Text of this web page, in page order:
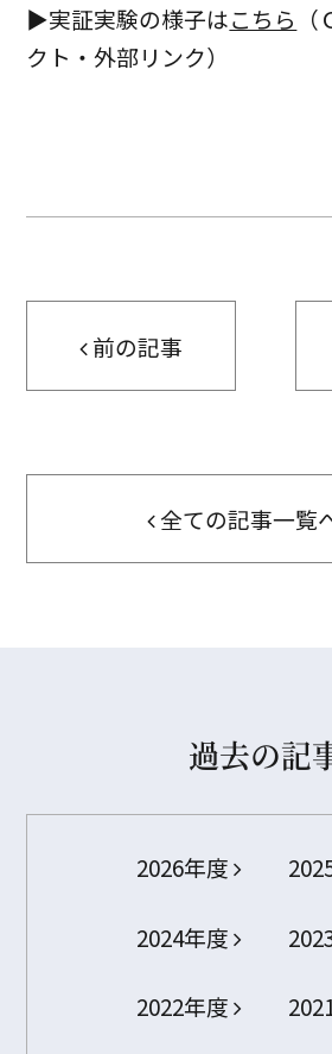
▶実証実験の様子はこちら
クト・外部リンク）
前の記事
全ての記事一覧
過去の記
2026年度
2024年度
2022年度